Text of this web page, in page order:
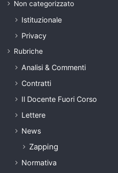
Non categorizzato
Istituzionale
Privacy
Rubriche
Analisi & Commenti
Contratti
Il Docente Fuori Corso
Lettere
News
Zapping
Normativa